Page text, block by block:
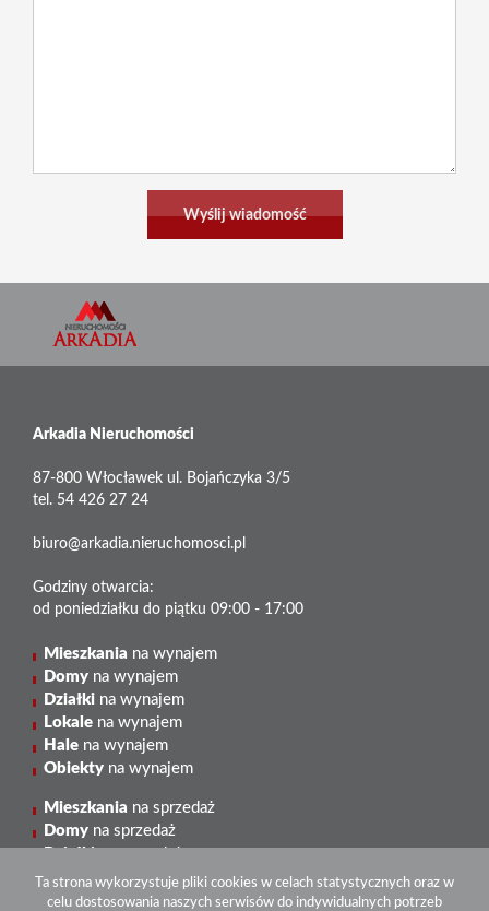
Arkadia Nieruchomości
87-800 Włocławek ul. Bojańczyka 3/5
tel. 54 426 27 24
biuro@arkadia.nieruchomosci.pl
Godziny otwarcia:
od poniedziałku do piątku 09:00 - 17:00
Mieszkania na wynajem
Domy na wynajem
Działki na wynajem
Lokale na wynajem
Hale na wynajem
Obiekty na wynajem
Mieszkania na sprzedaż
Domy na sprzedaż
Lokale na sprzedaż
Halena sprzedaż
Ta strona wykorzystuje pliki cookies w celach statystycznych oraz w
celu dostosowania naszych serwisów do indywidualnych potrzeb